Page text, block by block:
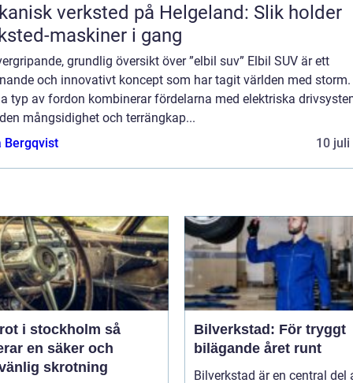
verksted på Helgeland: Slik holder
maskiner i gang
grundlig översikt över ”elbil suv” Elbil SUV är ett
och innovativt koncept som har tagit världen med storm.
typ av fordon kombinerar fördelarna med elektriska
mångsidighet och terrängkap...
Bergqvist
10 juli
i stockholm så
en säker och
skrotning
Bilverkstad: För tryggt
bilägande året runt
Bilverkstad är en central del